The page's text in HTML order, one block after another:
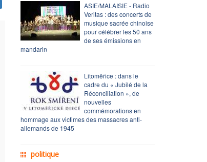
ASIE/MALAISIE - Radio
Veritas : des concerts de
musique sacrée chinoise
pour célébrer les 50 ans
de ses émissions en
mandarin
Litoměřice : dans le
cadre du « Jubilé de la
Réconciliation », de
nouvelles
commémorations en
hommage aux victimes des massacres anti-
allemands de 1945
politique